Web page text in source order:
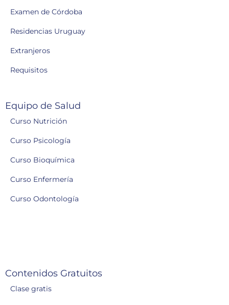
Examen de Córdoba
Residencias Uruguay
Extranjeros
Requisitos
Equipo de Salud
Curso Nutrición
Curso Psicología
Curso Bioquímica
Curso Enfermería
Curso Odontología
Contenidos Gratuitos
Clase gratis